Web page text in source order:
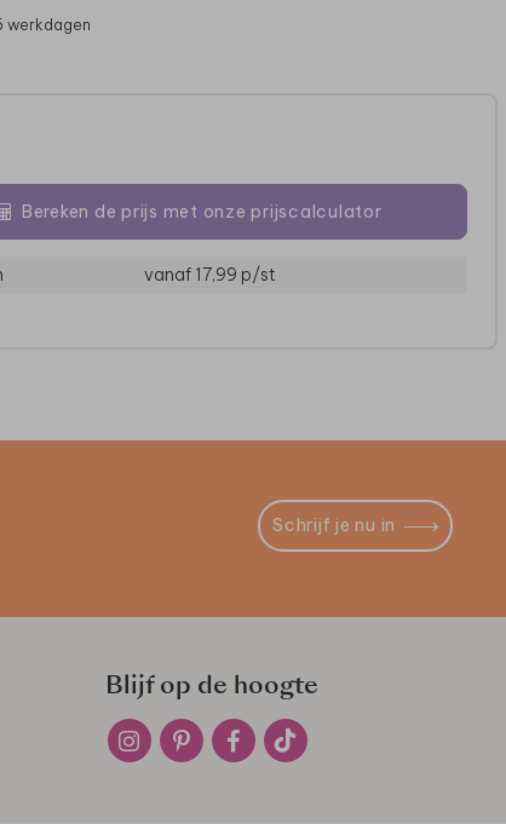
CHAMPAGNEGLAS
werkdagen
Bereken de prijs met onze prijscalculator
vanaf 17,99 p/st
Schrijf je nu in
Blijf op de hoogte